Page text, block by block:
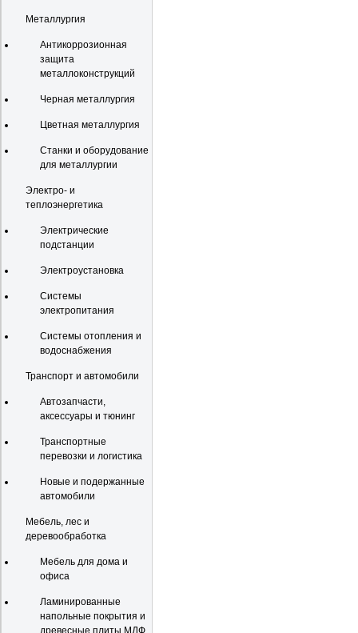
Металлургия
Антикоррозионная
защита
металлоконструкций
Черная металлургия
Цветная металлургия
Станки и оборудование
для металлургии
Электро- и
теплоэнергетика
Электрические
подстанции
Электроустановка
Системы
электропитания
Системы отопления и
водоснабжения
Транспорт и автомобили
Автозапчасти,
аксессуары и тюнинг
Транспортные
перевозки и логистика
Новые и подержанные
автомобили
Мебель, лес и
деревообработка
Мебель для дома и
офиса
Ламинированные
напольные покрытия и
древесные плиты МДФ,